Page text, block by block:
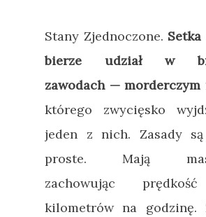
Stany Zjednoczone. Setka
bierze udział w
zawodach —morderczym
którego zwycięsko
jeden z nich. Zasady
proste. Mają
zachowując
kilometrów na godzinę.